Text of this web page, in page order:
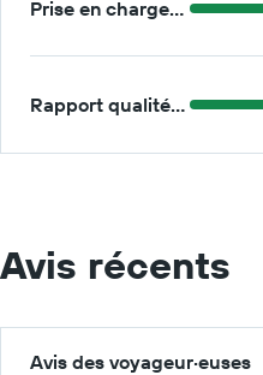
Prise en charge/retour
Rapport qualité/prix
Avis récents
Avis des voyageur·euses